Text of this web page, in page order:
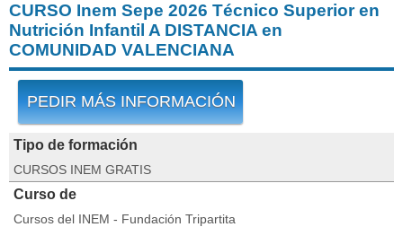
CURSO Inem Sepe 2026 Técnico Superior en
Nutrición Infantil A DISTANCIA en
COMUNIDAD VALENCIANA
PEDIR MÁS INFORMACIÓN
Tipo de formación
CURSOS INEM GRATIS
Curso de
Cursos del INEM - Fundación Tripartita